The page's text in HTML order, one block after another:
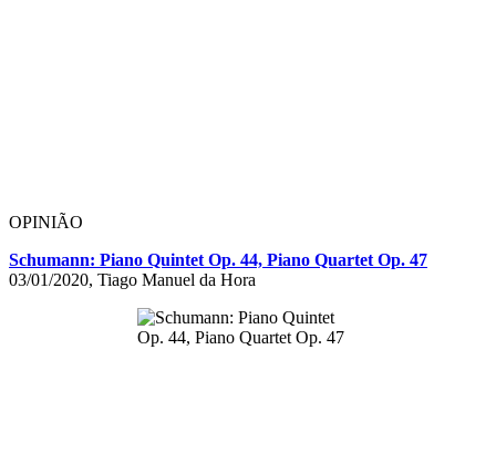
OPINIÃO
Schumann: Piano Quintet Op. 44, Piano Quartet Op. 47
03/01/2020, Tiago Manuel da Hora